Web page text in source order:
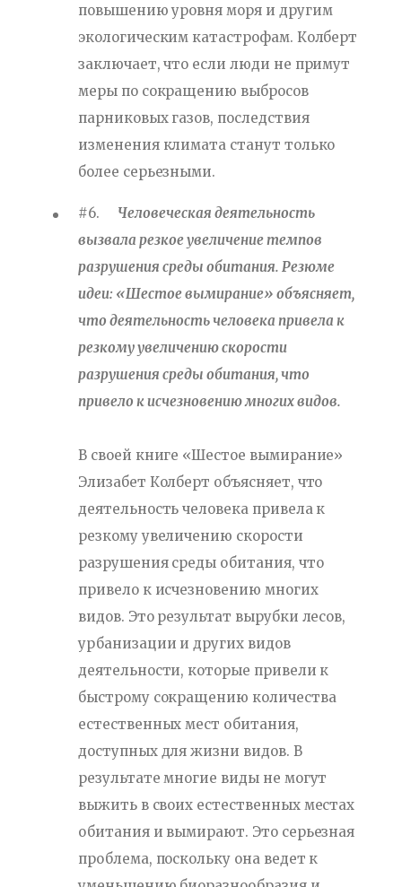
повышению уровня моря и другим
экологическим катастрофам. Колберт
заключает, что если люди не примут
меры по сокращению выбросов
парниковых газов, последствия
изменения климата станут только
более серьезными.
#6. Человеческая деятельность
вызвала резкое увеличение темпов
разрушения среды обитания. Резюме
идеи: «Шестое вымирание» объясняет,
что деятельность человека привела к
резкому увеличению скорости
разрушения среды обитания, что
привело к исчезновению многих видов.
В своей книге «Шестое вымирание»
Элизабет Колберт объясняет, что
деятельность человека привела к
резкому увеличению скорости
разрушения среды обитания, что
привело к исчезновению многих
видов. Это результат вырубки лесов,
урбанизации и других видов
деятельности, которые привели к
быстрому сокращению количества
естественных мест обитания,
доступных для жизни видов. В
результате многие виды не могут
выжить в своих естественных местах
обитания и вымирают. Это серьезная
проблема, поскольку она ведет к